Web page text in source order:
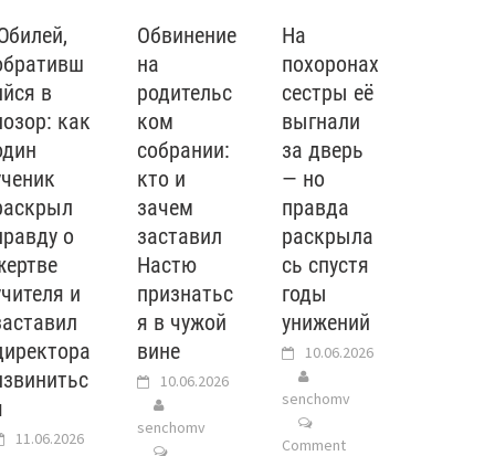
в
как
о
и
11.06.2026
Обвинение
на
родительс
ком
собрании:
кто и
зачем
заставил
Настю
признатьс
я в чужой
вине
10.06.2026
senchomv
На
похоронах
сестры её
выгнали
за дверь
— но
правда
раскрыла
сь спустя
годы
унижений
10.06.2026
senchomv
Comment